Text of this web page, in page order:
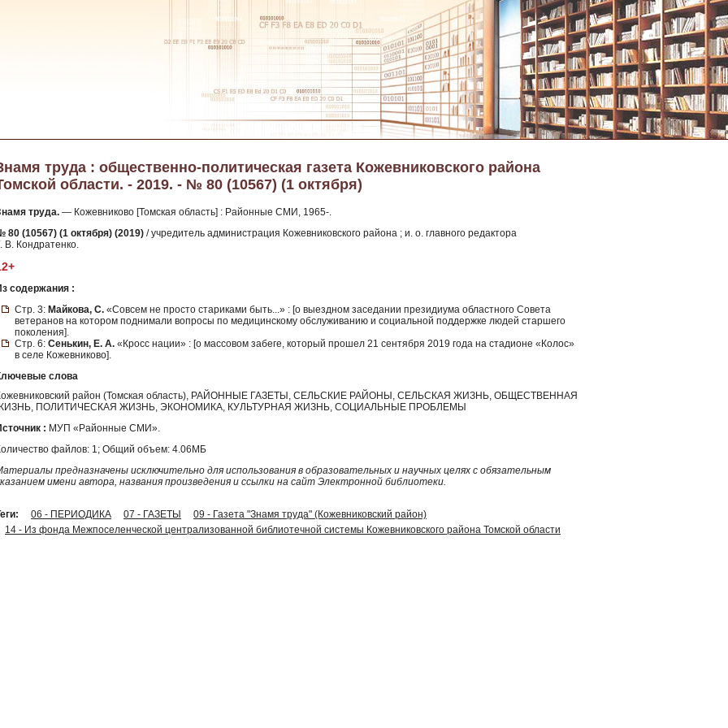
труда : общественно-политическая газета Кожевниковского района
области. - 2019. - № 80 (10567) (1 октября)
труда. — Кожевниково [Томская область] : Районные СМИ, 1965-.
80 (10567) (1 октября) (2019) / учредитель администрация Кожевниковского района ; и. о. главного редактора
В. Кондратенко.
содержания :
Стр. 3: Майкова, С. «Совсем не просто стариками быть...» : [о выездном заседании президиума областного Совета
ветеранов на котором поднимали вопросы по медицинскому обслуживанию и социальной поддержке людей старшего
поколения].
Стр. 6: Сенькин, Е. А. «Кросс нации» : [о массовом забеге, который прошел 21 сентября 2019 года на стадионе «Колос»
в селе Кожевниково].
слова
район (Томская область), РАЙОННЫЕ ГАЗЕТЫ, СЕЛЬСКИЕ РАЙОНЫ, СЕЛЬСКАЯ ЖИЗНЬ, ОБЩЕСТВЕННАЯ
ПОЛИТИЧЕСКАЯ ЖИЗНЬ, ЭКОНОМИКА, КУЛЬТУРНАЯ ЖИЗНЬ, СОЦИАЛЬНЫЕ ПРОБЛЕМЫ
: МУП «Районные СМИ».
файлов: 1; Общий объем: 4.06МБ
предназначены исключительно для использования в образовательных и научных целях с обязательным
имени автора, названия произведения и ссылки на сайт Электронной библиотеки.
06 - ПЕРИОДИКА 07 - ГАЗЕТЫ
09 - Газета "Знамя труда" (Кожевниковский район)
14 - Из фонда Межпоселенческой централизованной библиотечной системы Кожевниковского района Томской области